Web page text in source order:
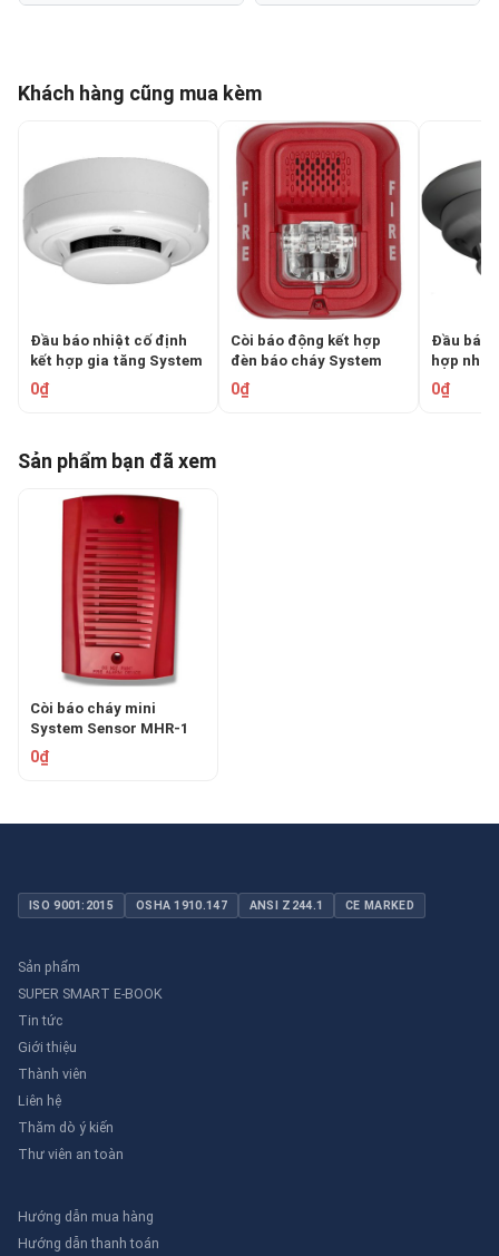
Khách hàng cũng mua kèm
Đầu báo nhiệt cố định
kết hợp gia tăng System
Sensor 5351-E
0₫
Còi báo động kết hợp
đèn báo cháy System
Sensor P2RL
0₫
Đầu báo
hợp
System
0₫
Sản phẩm bạn đã xem
Còi báo cháy mini
System Sensor MHR-1
0₫
ISO 9001:2015 OSHA 1910.147 ANSI Z244.1 CE MARKED
Sản phẩm
SUPER SMART E-BOOK
Tin tức
Giới thiệu
Thành viên
Liên hệ
Thăm dò ý kiến
Thư viên an toàn
Hướng dẫn mua hàng
Hướng dẫn thanh toán